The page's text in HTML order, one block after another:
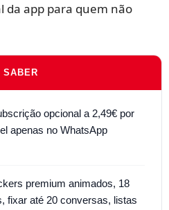
app para quem não
SABER
opcional a 2,49€ por
apenas no WhatsApp
premium animados, 18
fixar até 20 conversas, listas